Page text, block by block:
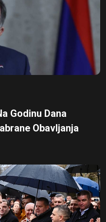
Godinu Dana
Obavljanja